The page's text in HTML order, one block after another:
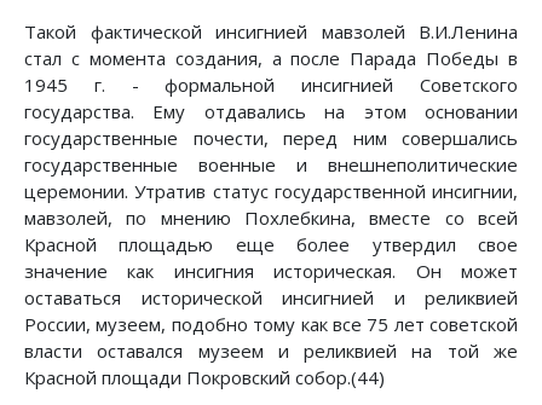
Такой фактической инсигнией мавзолей В.И.Ленина
стал с момента создания, а после Парада Победы в
1945 г. - формальной инсигнией Советского
государства. Ему отдавались на этом основании
государственные почести, перед ним совершались
государственные военные и внешнеполитические
церемонии. Утратив статус государственной инсигнии,
мавзолей, по мнению Похлебкина, вместе со всей
Красной площадью еще более утвердил свое
значение как инсигния историческая. Он может
оставаться исторической инсигнией и реликвией
России, музеем, подобно тому как все 75 лет советской
власти оставался музеем и реликвией на той же
Красной площади Покровский собор.(44)